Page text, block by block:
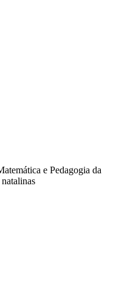
e Pedagogia da